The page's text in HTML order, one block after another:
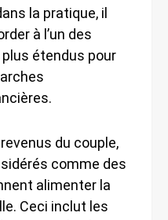
la pratique, il
à l’un des
étendus pour
du couple,
comme des
alimenter la
Ceci inclut les